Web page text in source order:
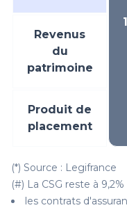
Revenus
du
patrimoine
Produit de
placement
(*) Source : Legifrance
(#) La CSG reste à 9,2%
les contrats